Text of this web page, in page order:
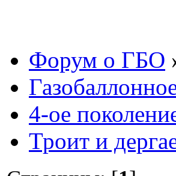
Форум о ГБО
4-ое
Троит и